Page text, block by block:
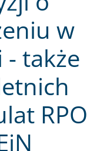
w
- także
RPO